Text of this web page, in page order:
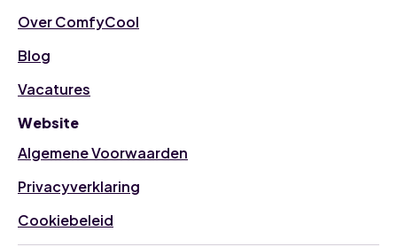
Over ComfyCool
Blog
Vacatures
Website
Algemene Voorwaarden
Privacyverklaring
Cookiebeleid